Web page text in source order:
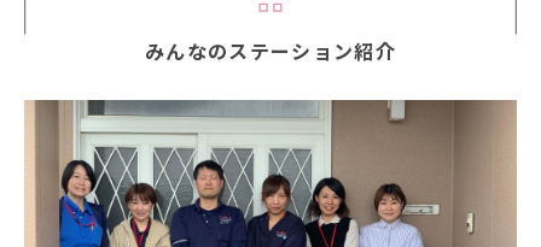
みんなのステーション紹介